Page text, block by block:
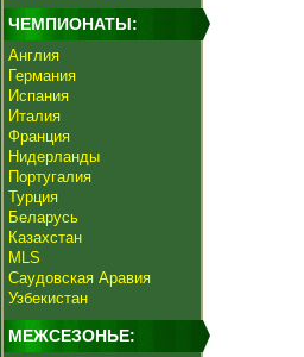
ЧЕМПИОНАТЫ:
Англия
Германия
Испания
Италия
Франция
Нидерланды
Португалия
Турция
Беларусь
Казахстан
MLS
Саудовская Аравия
Узбекистан
МЕЖСЕЗОНЬЕ: